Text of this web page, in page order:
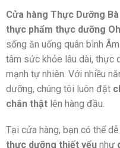
Cửa hàng Thực Dưỡng
thực phẩm thực dưỡng
sống ăn uống quân bình
tâm sức khỏe lâu dài, thực
mạnh tự nhiên. Với nhiều
dưỡng, chúng tôi luôn đặt
chân thật lên hàng đầu.
Tại cửa hàng, bạn có thể
thực dưỡng thiết yếu như